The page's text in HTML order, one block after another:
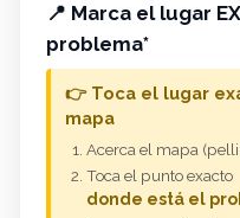
📍 Marca el lugar
problema*
👉 Toca el lugar
mapa
Acerca el mapa
Toca el punto exacto
donde está el